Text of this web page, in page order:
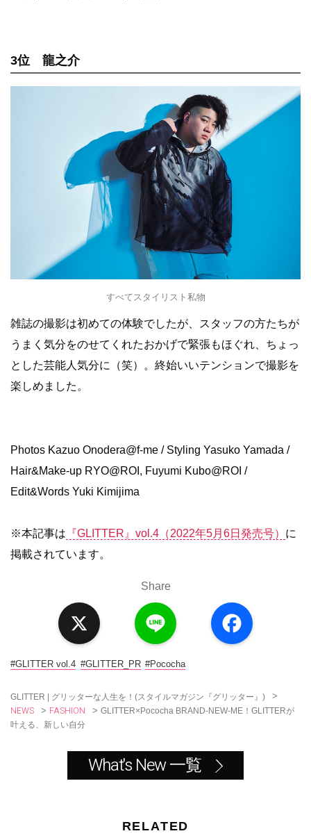
3位 龍之介
すべてスタイリスト私物
雑誌の撮影は初めての体験でしたが、スタッフの方たちが
うまく気分をのせてくれたおかげで緊張もほぐれ、ちょっ
とした芸能人気分に（笑）。終始いいテンションで撮影を
楽しめました。
Photos Kazuo Onodera@f-me / Styling Yasuko Yamada /
Hair&Make-up RYO@ROI, Fuyumi Kubo@ROI /
Edit&Words Yuki Kimijima
※本記事は 『GLITTER』vol.4（2022年5月6日発売号） に
掲載されています。
Share
a
c
#GLITTER vol.4 #GLITTER_PR #Pococha
GLITTER | グリッターな人生を！(スタイルマガジン『グリッター』) >
NEWS > FASHION > GLITTER×Pococha BRAND-NEW-ME！GLITTERが
叶える、新しい自分
What's New 一覧
RELATED